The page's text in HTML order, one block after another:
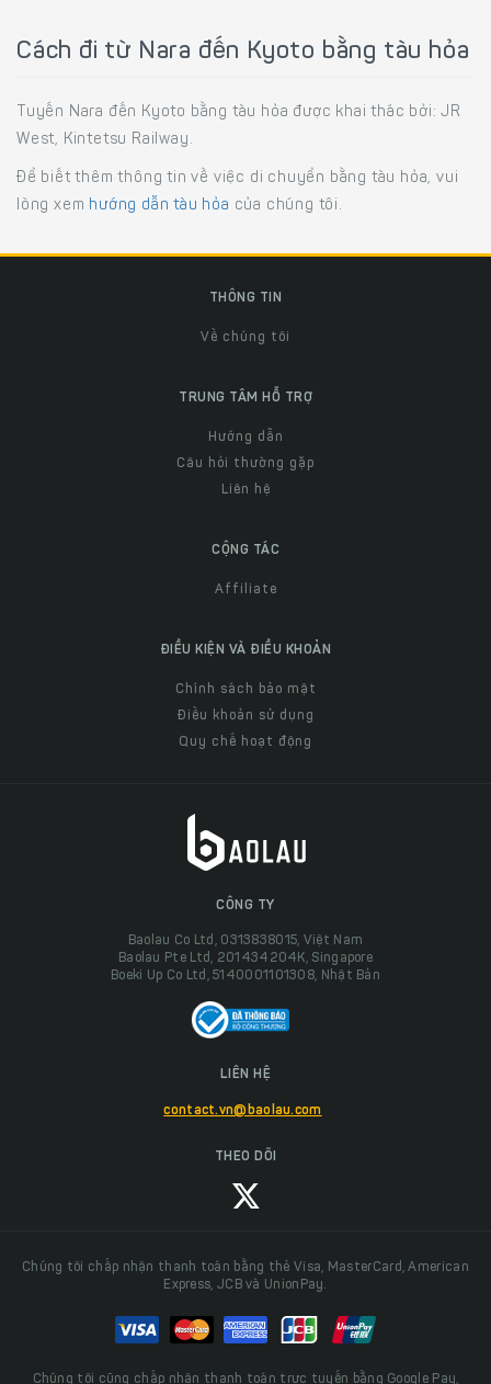
Cách đi từ Nara đến Kyoto bằng tàu hỏa
Tuyến Nara đến Kyoto bằng tàu hỏa được khai thác bởi: JR
West, Kintetsu Railway.
Để biết thêm thông tin về việc di chuyển bằng tàu hỏa, vui
lòng xem hướng dẫn tàu hỏa của chúng tôi.
THÔNG TIN
Về chúng tôi
TRUNG TÂM HỖ TRỢ
Hướng dẫn
Câu hỏi thường gặp
Liên hệ
CỘNG TÁC
Affiliate
ĐIỀU KIỆN VÀ ĐIỀU KHOẢN
Chính sách bảo mật
Điều khoản sử dụng
Quy chế hoạt động
CÔNG TY
Baolau Co Ltd, 0313838015, Việt Nam
Baolau Pte Ltd, 201434204K, Singapore
Boeki Up Co Ltd, 5140001101308, Nhật Bản
LIÊN HỆ
contact.vn@baolau.com
THEO DÕI
Chúng tôi chấp nhận thanh toán bằng thẻ Visa, MasterCard, American
Express, JCB và UnionPay.
Chúng tôi cũng chấp nhận thanh toán trực tuyến bằng Google Pay,